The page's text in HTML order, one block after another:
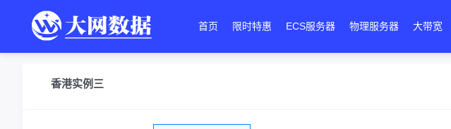
首页 限时特惠 ECS服务器 物理服务器 大带宽
香港实例三